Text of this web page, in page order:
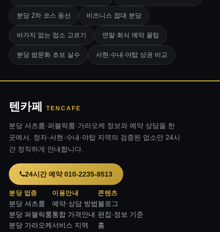
분당 2차 코스 동선 비즈니스 접대 분당
바가지 없는 업소 고르기 연말·회식 예약 꿀팁
분당 밤문화 초보 실수 서현·수내·야탑 상권 비교
텐카페 TENCAFE
분당 셔츠룸·퍼블릭룸·가라오케 정보와 예약 상담을 한
곳에서. 정자·서현·수내·야탑 지역의 검증된 업소만 24시
간 정직하게 안내합니다.
24시간 예약 010-2235-8513
분당 업종
분당 셔츠룸
분당 퍼블릭룸
분당 가라오케
이용안내
예약·상담 방법
통합 가격안내
서비스 지역
콘텐츠
블로그
편집·정보 기준
홈